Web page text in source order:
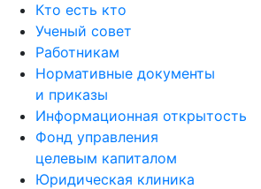
Кто есть кто
Ученый совет
Работникам
Нормативные документы
и приказы
Информационная открытость
Фонд управления
целевым капиталом
Юридическая клиника